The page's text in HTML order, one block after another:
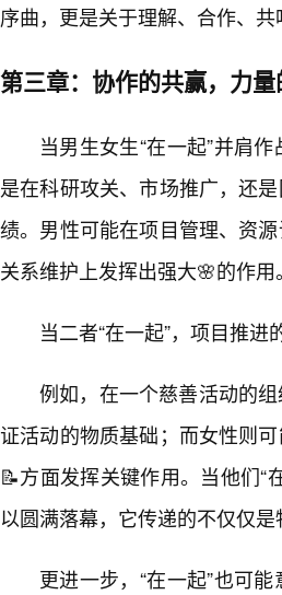
序曲，更是关于理解、合作、
第三章：协作的共赢，力量
当男生女生“在一起”并肩
是在科研攻关、市场推广，还
绩。男性可能在项目管理、资
关系维护上发挥出强大🌸的作用。
当二者“在一起”，项目推
例如，在一个慈善活动的
证活动的物质基础；而女性则
📝方面发挥关键作用。当他们“
以圆满落幕，它传递的不仅仅
更进一步，“在一起”也可